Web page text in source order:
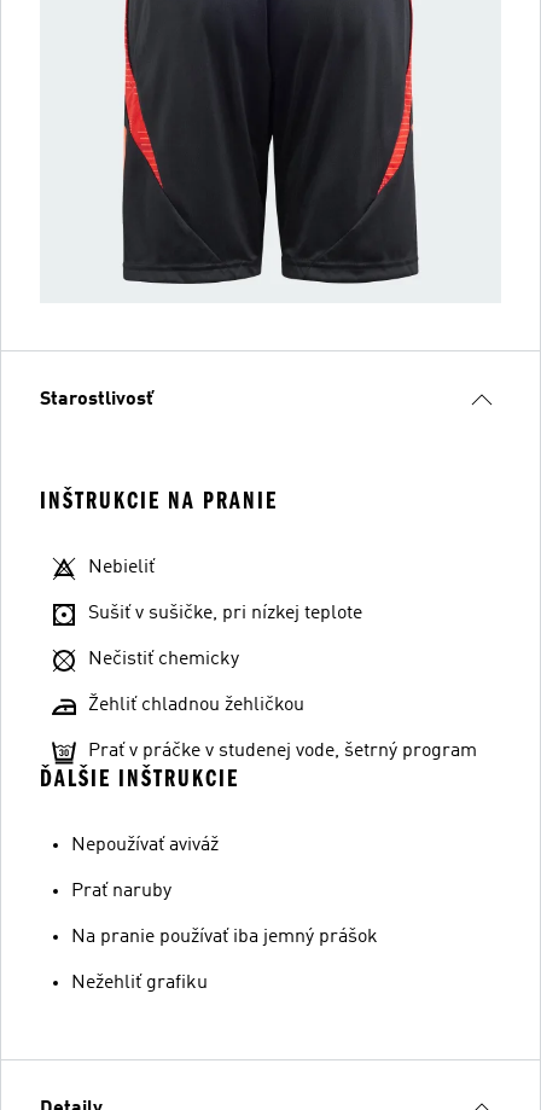
Starostlivosť
INŠTRUKCIE NA PRANIE
Nebieliť
Sušiť v sušičke, pri nízkej teplote
Nečistiť chemicky
Žehliť chladnou žehličkou
Prať v práčke v studenej vode, šetrný program
ĎALŠIE INŠTRUKCIE
Nepoužívať aviváž
Prať naruby
Na pranie používať iba jemný prášok
Nežehliť grafiku